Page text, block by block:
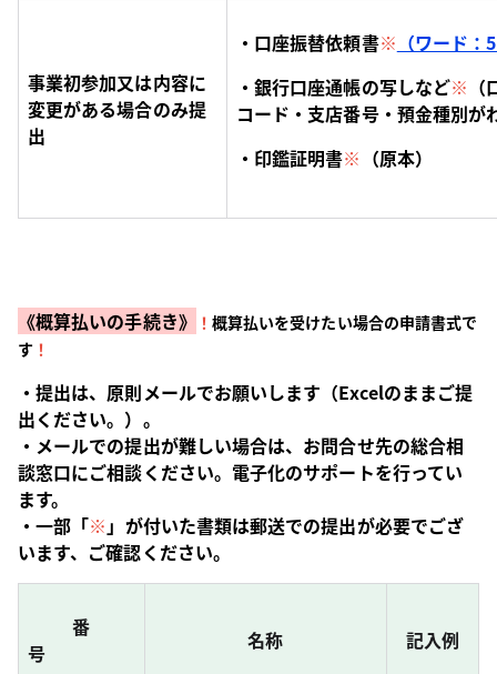
事業初参加又は内容に
変更がある場合のみ提
出
・口座振替依頼書※ （ワード
・銀行口座通帳の写しなど※
コード・支店番号・預金種別が
・印鑑証明書※ （原本）
《概算払いの手続き》 ！ 概算払いを受けたい場合の申請書式で
す ！
・提出は、原則メールでお願いします（Excelのままご提
出ください。）。
・メールでの提出が難しい場合は、お問合せ先の総合相
談窓口にご相談ください。電子化のサポートを行ってい
ます。
・一部「※ 」が付いた書類は郵送での提出が必要でござ
います、ご確認ください。
番
号
名称 記入例